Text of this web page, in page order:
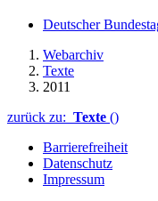
Deutscher
Webarchiv
Texte
2011
zurück zu: Texte ()
Barrierefreiheit
Datenschutz
Impressum